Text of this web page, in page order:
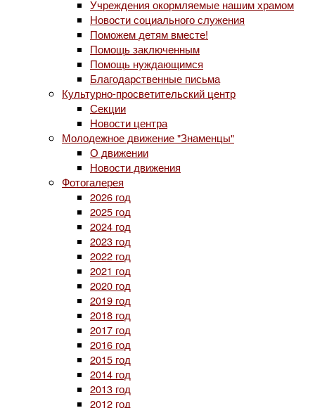
Учреждения окормляемые нашим храмом
Новости социального служения
Поможем детям вместе!
Помощь заключенным
Помощь нуждающимся
Благодарственные письма
Культурно-просветительский центр
Секции
Новости центра
Молодежное движение "Знаменцы"
О движении
Новости движения
Фотогалерея
2026 год
2025 год
2024 год
2023 год
2022 год
2021 год
2020 год
2019 год
2018 год
2017 год
2016 год
2015 год
2014 год
2013 год
2012 год